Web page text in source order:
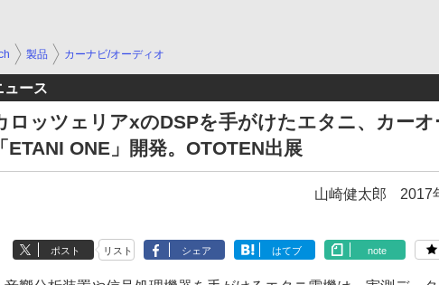
製品 カーナビ/オーディオ
ュース
ロッツェリアxのDSPを手がけたエタニ、カーオ
「ETANI ONE」開発。OTOTEN出展
山崎健太郎 2017
ポスト リスト シェア はてブ note